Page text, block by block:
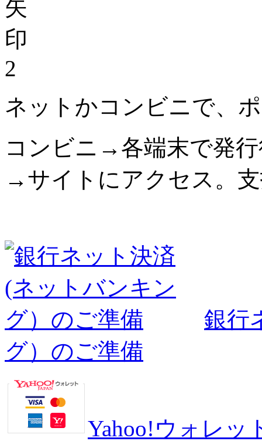
2
ネットかコンビニで、
コンビニ→各端末で発
→サイトにアクセス。
銀行
グ）のご準備
Yahoo!ウォレッ